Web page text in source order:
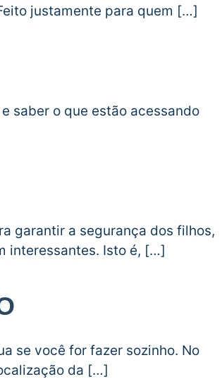
justamente para quem […]
saber o que estão acessando
garantir a segurança dos filhos,
interessantes. Isto é, […]
se você for fazer sozinho. No
da […]